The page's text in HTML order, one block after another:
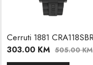
303.00 KM 505.00KM